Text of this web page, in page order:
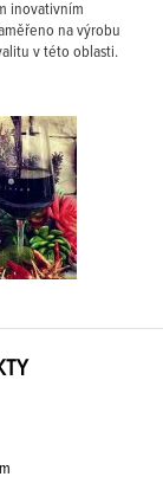
inovativním
na výrobu
v této oblasti.